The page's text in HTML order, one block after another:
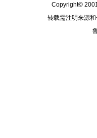
Copyright©
转载需注明来源